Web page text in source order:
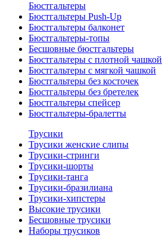
Бюстгальтеры
Бюстгальтеры Push-Up
Бюстгальтеры балконет
Бюстгальтеры-топы
Бесшовные бюстгальтеры
Бюстгальтеры с плотной чашкой
Бюстгальтеры с мягкой чашкой
Бюстгальтеры без косточек
Бюстгальтеры без бретелек
Бюстгальтеры спейсер
Бюстгальтеры-бралетты
Трусики
Трусики женские слипы
Трусики-стринги
Трусики-шорты
Трусики-танга
Трусики-бразилиана
Трусики-хипстеры
Высокие трусики
Бесшовные трусики
Наборы трусиков